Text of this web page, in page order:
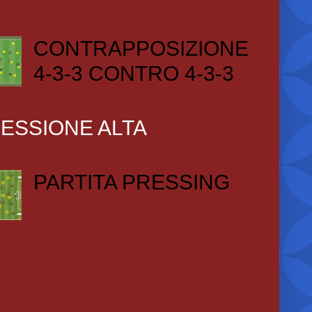
CONTRAPPOSIZIONE
4-3-3 CONTRO 4-3-3
ALTA
PARTITA PRESSING